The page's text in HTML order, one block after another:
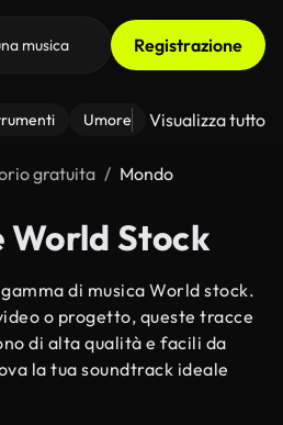
Registrazione
Umore Visualizza tutto
gratuita Mondo
World Stock
di musica World stock.
o progetto, queste tracce
di alta qualità e facili da
la tua soundtrack ideale